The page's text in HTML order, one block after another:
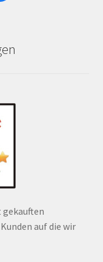
gekauften
auf die wir